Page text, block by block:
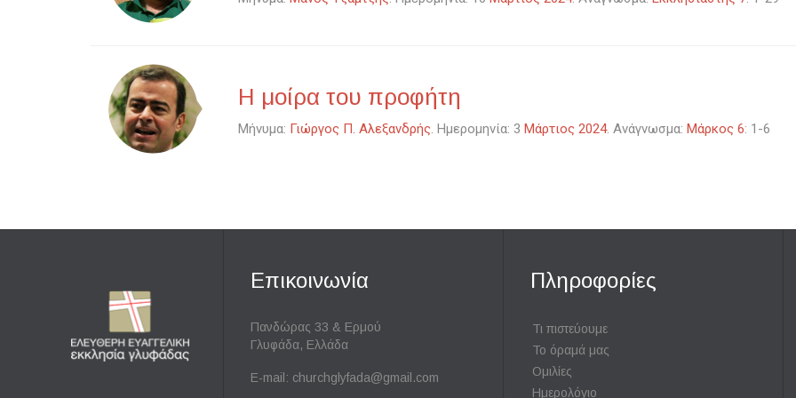
Η μοίρα του προφήτη
Μήνυμα: Γιώργος Π. Αλεξανδρής. Ημερομηνία: 3 Μάρτιος 2024. Ανάγνωσμα: Μάρκος 6: 1-6
Επικοινωνία
Πανδώρας 33 & Ερμού
Γλυφάδα, Ελλάδα
E-mail: churchglyfada@gmail.com
Πληροφορίες
Τι πιστεύουμε
Το όραμά μας
Ομιλίες
Ημερολόγιο